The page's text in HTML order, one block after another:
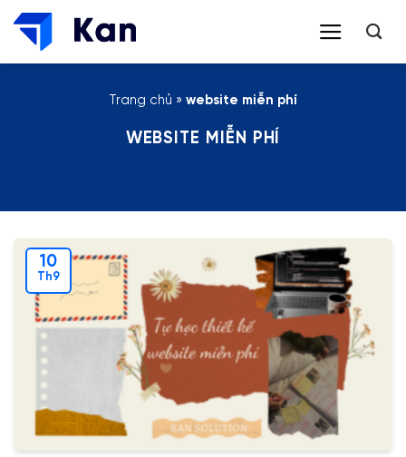
Bỏ
qua
nội
Trang chủ » website miễn phí
WEBSITE MIỄN PHÍ
10
Th9